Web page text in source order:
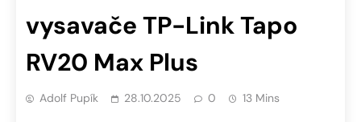
vysavače TP-Link Tapo
RV20 Max Plus
Adolf Pupík 28.10.2025 0 13 Mins